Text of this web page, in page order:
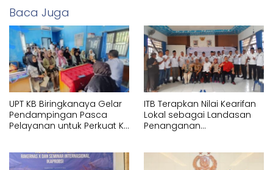
Baca Juga
UPT KB Biringkanaya Gelar
Pendampingan Pasca
Pelayanan untuk Perkuat KB
ITB Terapkan Nilai Kearifan
Lokal sebagai Landasan
Penanganan